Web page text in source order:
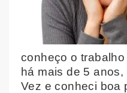
conheço o
há mais de 5
Vez e conheci boa